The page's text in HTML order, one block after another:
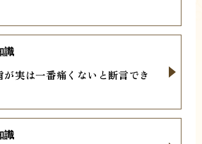
実は一番痛くないと断言でき
識
識